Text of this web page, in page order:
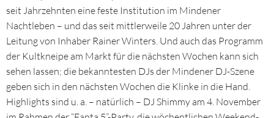
seit Jahrzehnten eine feste Institution im Mindener
Nachtleben – und das seit mittlerweile 20 Jahren unter der
Leitung von Inhaber Rainer Winters. Und auch das Programm
der Kultkneipe am Markt für die nächsten Wochen kann sich
sehen lassen; die bekanntesten DJs der Mindener DJ-Szene
geben sich in den nächsten Wochen die Klinke in die Hand.
Highlights sind u. a. – natürlich – DJ Shimmy am 4. November